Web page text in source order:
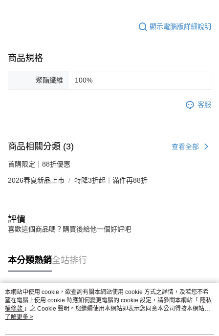
顯示電腦版詳細說明
商品規格
聚酯纖維 100%
客服
商品相關分類 (3) 查看全部
首購限定｜88折優惠
2026春夏新品上市 特降3折起｜滿件再88折
評價
喜歡這個商品嗎？購買後給他一個好評吧
本分類熱銷全站排行
熱門標籤
本網站中使用 cookie，欲查詢有關本網站使用 cookie 方式之詳情，及若您不希
望在電腦上使用 cookie 時應如何變更電腦的 cookie 設定，請參閱本網站「 隱私
權條款 」之 Cookie 聲明。您繼續使用本網站即表示您同意本公司得按本網站使
用條款之 Cookie 聲明使用 cookie。
了解更多 >